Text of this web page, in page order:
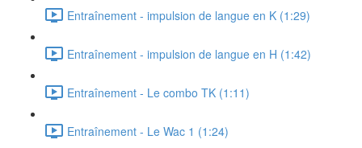
Entraînement - impulsion de langue en K (1:29)
Entraînement - impulsion de langue en H (1:42)
Entraînement - Le combo TK (1:11)
Entraînement - Le Wac 1 (1:24)